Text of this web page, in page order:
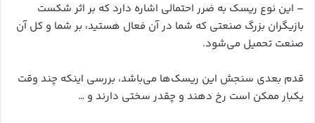
– این نوع ریسک به ضرر احتمالی اشاره دارد که بر اثر شکست
بازیگران بزرگ صنعتی که شما در آن فعال هستید، بر شما و کل آن
صنعت تحمیل می‌شود.
قدم بعدی سنجش این ریسک‌ها می‌باشد، بررسی اینکه چند وقت
یکبار ممکن است رخ دهند و چقدر سختی دارند و …